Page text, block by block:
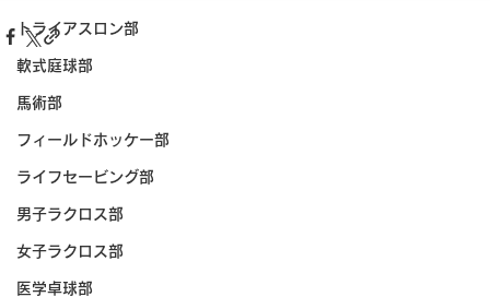
トライアスロン部
軟式庭球部
馬術部
フィールドホッケー部
ライフセービング部
男子ラクロス部
女子ラクロス部
医学卓球部